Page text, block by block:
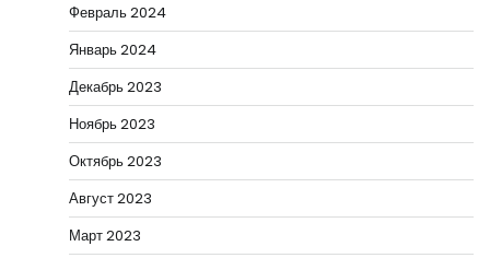
Февраль 2024
Январь 2024
Декабрь 2023
Ноябрь 2023
Октябрь 2023
Август 2023
Март 2023